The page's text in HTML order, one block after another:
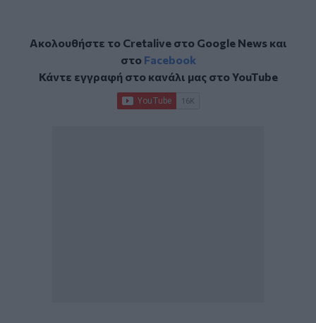
Ακολουθήστε το Cretalive στο Google Newsκαι
στο Facebook
Κάντε εγγραφή στο κανάλι μας στοYouTube